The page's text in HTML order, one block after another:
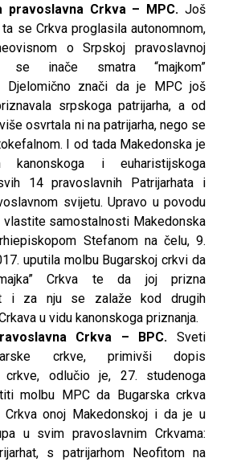
pravoslavna Crkva – MPC. Još
se Crkva proglasila autonomnom,
o Srpskoj pravoslavnoj
se inače smatra “majkom”
Djelomično znači da je MPC još
srpskoga patrijarha, a od
osvrtala ni na patrijarha, nego se
I od tada Makedonska je
kanonskoga i euharistijskoga
14 pravoslavnih Patrijarhata i
svijetu. Upravo u povodu
vlastite samostalnosti Makedonska
Stefanom na čelu, 9.
uputila molbu Bugarskoj crkvi da
Crkva te da joj prizna
i za nju se zalaže kod drugih
u vidu kanonskoga priznanja.
Crkva – BPC. Sveti
crkve, primivši dopis
crkve, odlučio je, 27. studenoga
molbu MPC da Bugarska crkva
Crkva onoj Makedonskoj i da je u
u svim pravoslavnim Crkvama:
s patrijarhom Neofitom na